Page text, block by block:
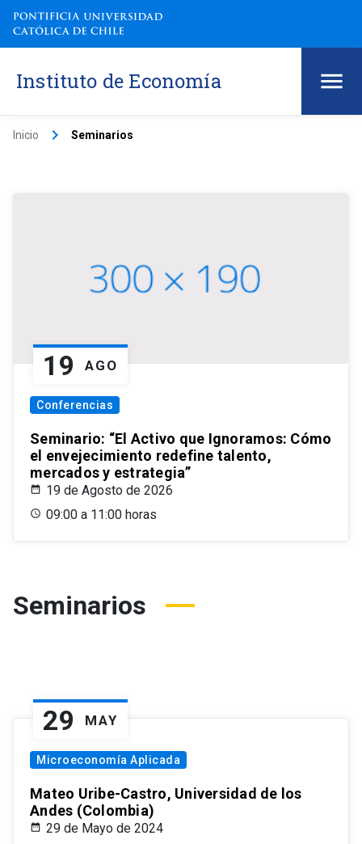
Instituto de Economía
Inicio keyboard_arrow_right Seminarios
19 AGO
Conferencias
Seminario: “El Activo que Ignoramos: Cómo
el envejecimiento redefine talento,
mercados y estrategia”
19 de Agosto de 2026
09:00 a 11:00 horas
Seminarios
29 MAY
Microeconomía Aplicada
Mateo Uribe-Castro, Universidad de los
Andes (Colombia)
29 de Mayo de 2024